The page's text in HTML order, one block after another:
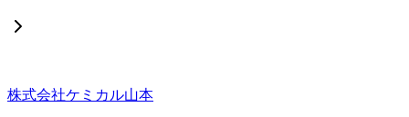
株式会社ケミカル山本